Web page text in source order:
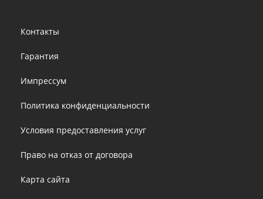
menu
Контакты
Гарантия
Импрессум
Политика конфиденциальности
Условия предоставления услуг
Право на отказ от договора
Карта сайта